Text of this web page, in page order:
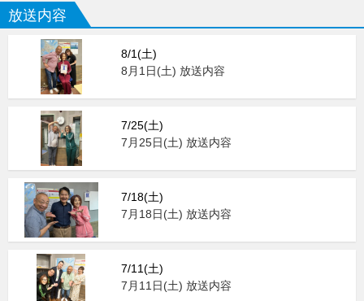
放送内容
8/1(土)
8月1日(土) 放送内容
7/25(土)
7月25日(土) 放送内容
7/18(土)
7月18日(土) 放送内容
7/11(土)
7月11日(土) 放送内容